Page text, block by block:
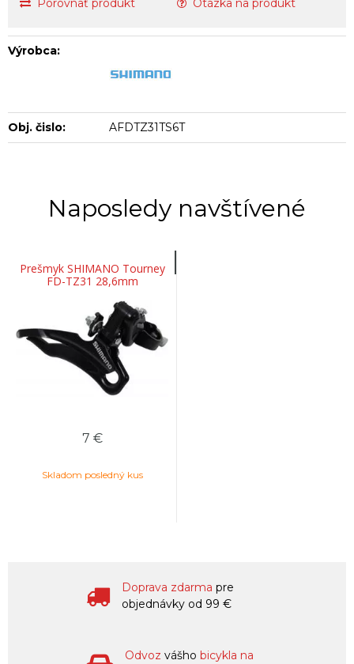
Porovnať produkt Otázka na produkt
Výrobca:
Obj. čislo: AFDTZ31TS6T
Naposledy navštívené
Prešmyk SHIMANO Tourney
FD-TZ31 28,6mm
7 €
Skladom posledný kus
Doprava zdarma pre
objednávky od 99 €
Odvoz vášho bicykla na